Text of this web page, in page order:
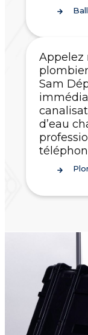
Appelez
Sam
d’eau